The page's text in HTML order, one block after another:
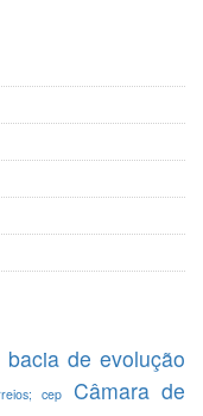
bacia de evolução
cep
Câmara de